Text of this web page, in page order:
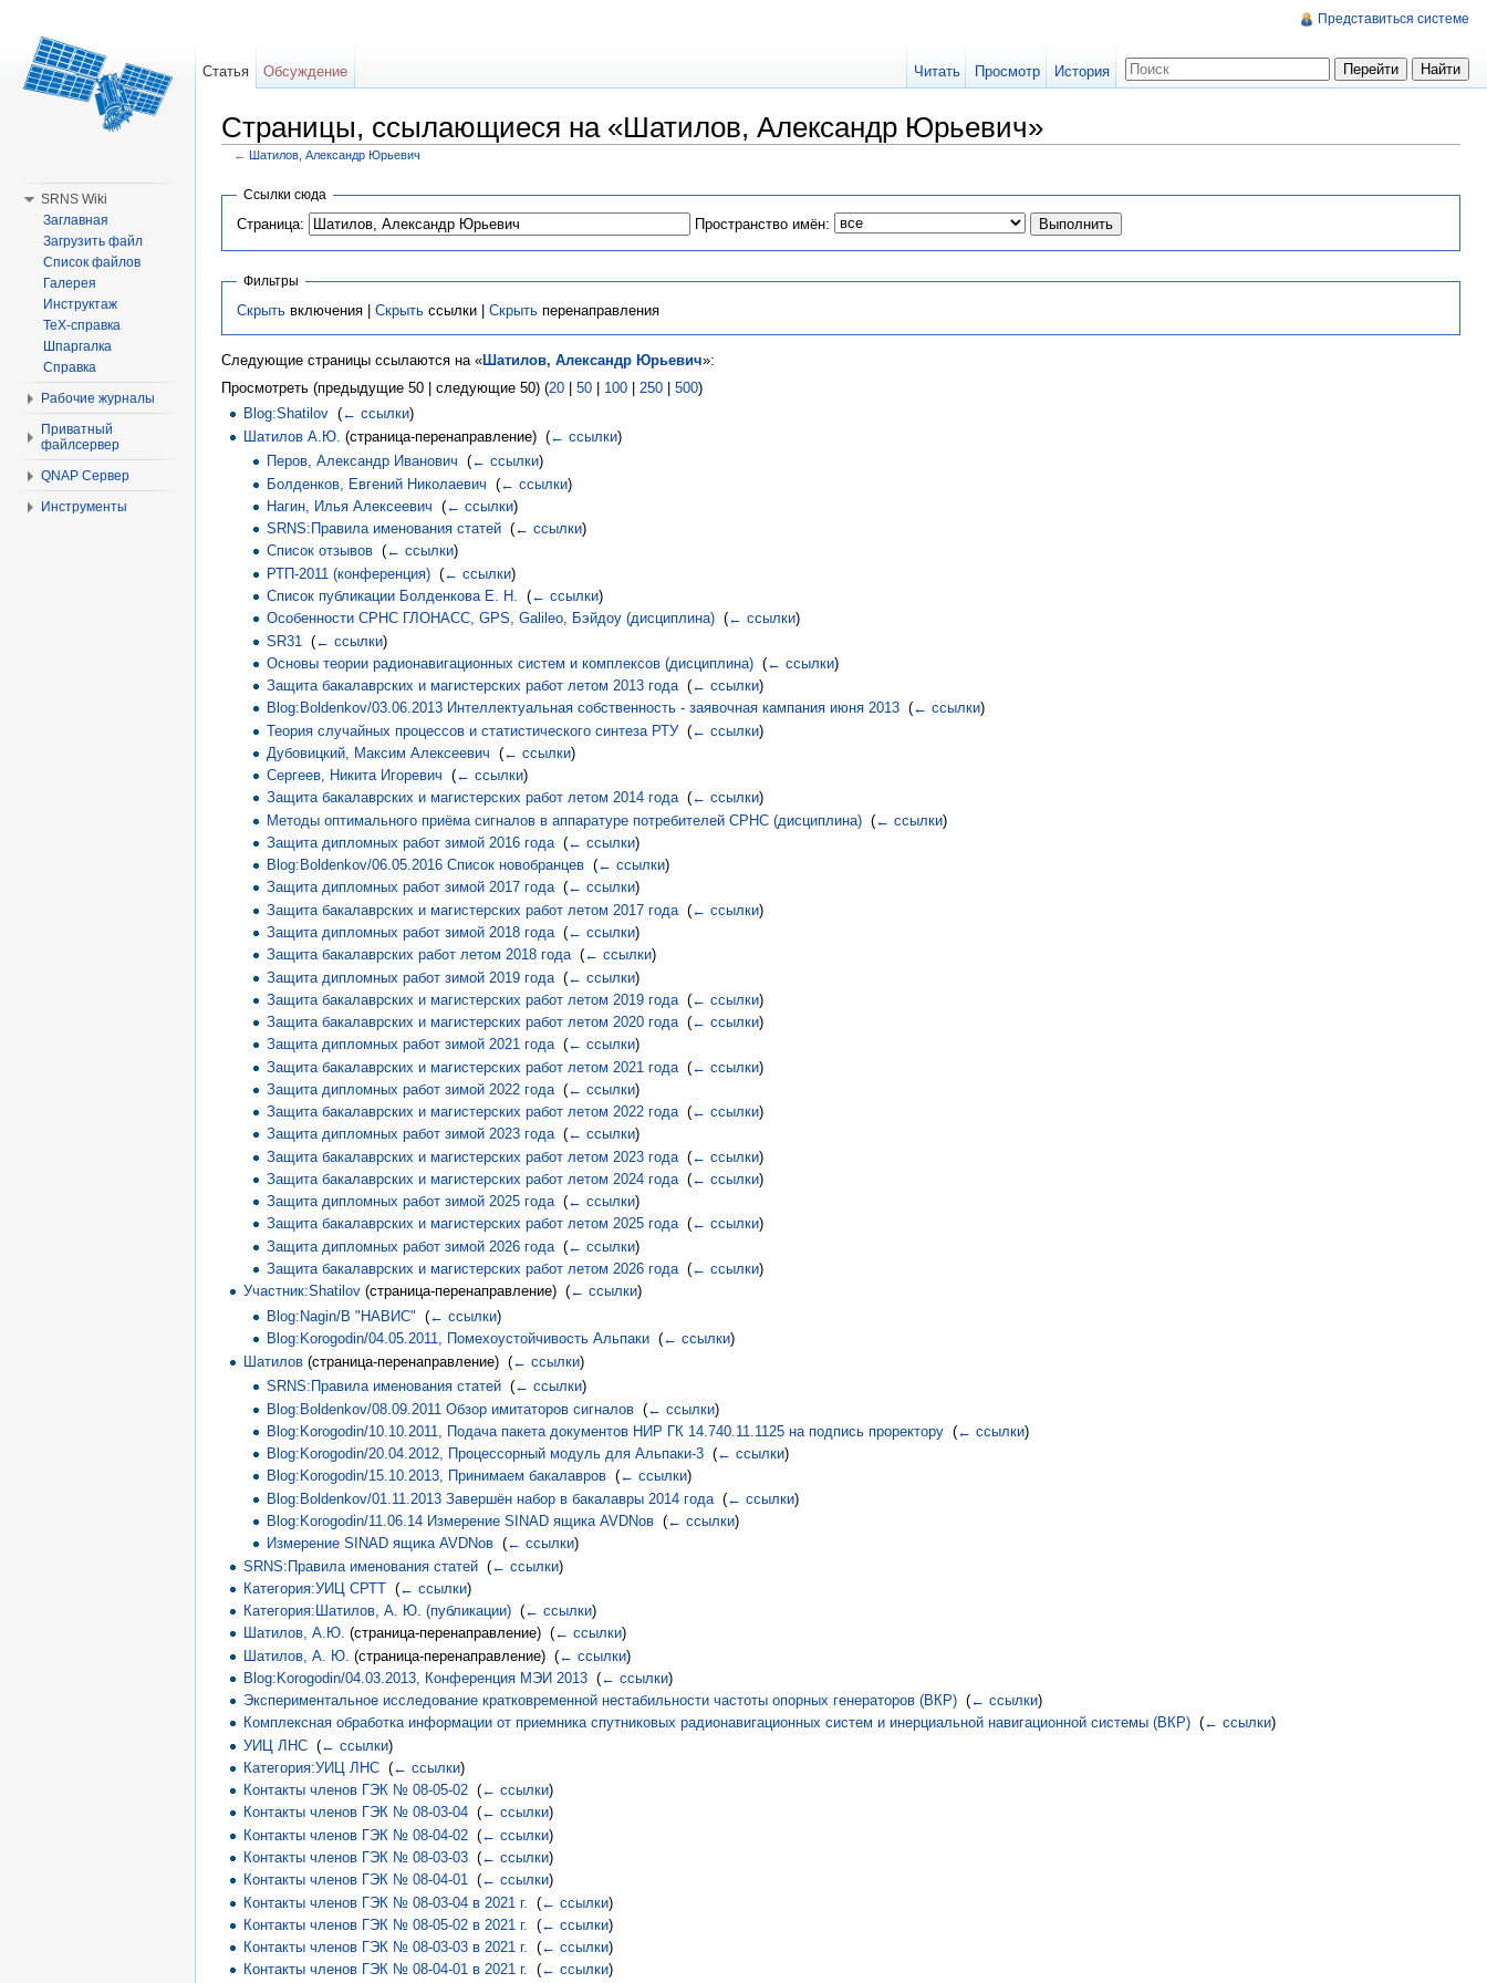
Страницы, ссылающиеся на «Шатилов, Александр Юрьевич»
← Шатилов, Александр Юрьевич
Ссылки сюда
Страница: Пространство имён:
Фильтры
Скрытьвключения | Скрытьссылки | Скрытьперенаправления
Следующие страницы ссылаются на «Шатилов, Александр Юрьевич»:
Просмотреть (предыдущие 50 | следующие 50) (20 50 100 250 500)
Blog:Shatilov ‎(← ссылки)
Шатилов А.Ю. (страница-перенаправление) ‎(← ссылки)
Перов, Александр Иванович (← ссылки)
Болденков, Евгений Николаевич (← ссылки)
Нагин, Илья Алексеевич (← ссылки)
SRNS:Правила именования статей‎ (← ссылки)
Список отзывов‎ (← ссылки)
РТП-2011 (конференция)‎ (← ссылки)
Список публикации Болденкова Е. Н. (← ссылки)
Особенности СРНС ГЛОНАСС, GPS, Galileo, Бэйдоу (дисциплина)‎ (← ссылки)
SR31
(← ссылки)
Основы теории радионавигационных систем и комплексов (дисциплина)‎ (← ссылки)
Защита бакалаврских и магистерских работ летом 2013 года‎ (← ссылки)
Blog:Boldenkov/03.06.2013 Интеллектуальная собственность - заявочная кампания июня 2013‎ (← ссылки)
Теория случайных процессов и статистического синтеза РТУ‎ (← ссылки)
Дубовицкий, Максим Алексеевич (← ссылки)
Сергеев, Никита Игоревич (← ссылки)
Защита бакалаврских и магистерских работ летом 2014 года‎ (← ссылки)
Методы оптимального приёма сигналов в аппаратуре потребителей СРНС (дисциплина)‎ (← ссылки)
Защита дипломных работ зимой 2016 года‎ (← ссылки)
Blog:Boldenkov/06.05.2016 Список новобранцев‎ (← ссылки)
Защита дипломных работ зимой 2017 года‎ (← ссылки)
Защита бакалаврских и магистерских работ летом 2017 года‎ (← ссылки)
Защита дипломных работ зимой 2018 года‎ (← ссылки)
Защита бакалаврских работ летом 2018 года‎ (← ссылки)
Защита дипломных работ зимой 2019 года‎ (← ссылки)
Защита бакалаврских и магистерских работ летом 2019 года‎ (← ссылки)
Защита бакалаврских и магистерских работ летом 2020 года‎ (← ссылки)
Защита дипломных работ зимой 2021 года‎ (← ссылки)
Защита бакалаврских и магистерских работ летом 2021 года‎ (← ссылки)
Защита дипломных работ зимой 2022 года‎ (← ссылки)
Защита бакалаврских и магистерских работ летом 2022 года‎ (← ссылки)
Защита дипломных работ зимой 2023 года‎ (← ссылки)
Защита бакалаврских и магистерских работ летом 2023 года‎ (← ссылки)
Защита бакалаврских и магистерских работ летом 2024 года‎ (← ссылки)
Защита дипломных работ зимой 2025 года‎ (← ссылки)
Защита бакалаврских и магистерских работ летом 2025 года‎ (← ссылки)
Защита дипломных работ зимой 2026 года‎ (← ссылки)
Защита бакалаврских и магистерских работ летом 2026 года‎ (← ссылки)
Участник:Shatilov (страница-перенаправление) ‎(← ссылки)
Blog:Nagin/В "НАВИС" (← ссылки)
Blog:Korogodin/04.05.2011, Помехоустойчивость Альпаки‎ (← ссылки)
Шатилов (страница-перенаправление) ‎(← ссылки)
SRNS:Правила именования статей‎ (← ссылки)
Blog:Boldenkov/08.09.2011 Обзор имитаторов сигналов‎ (← ссылки)
Blog:Korogodin/10.10.2011, Подача пакета документов НИР ГК 14.740.11.1125 на подпись проректору‎ (← ссылки)
Blog:Korogodin/20.04.2012, Процессорный модуль для Альпаки-3‎ (← ссылки)
Blog:Korogodin/15.10.2013, Принимаем бакалавров‎ (← ссылки)
Blog:Boldenkov/01.11.2013 Завершён набор в бакалавры 2014 года‎ (← ссылки)
Blog:Korogodin/11.06.14 Измерение SINAD ящика AVDNов‎ (← ссылки)
Измерение SINAD ящика AVDNов‎ (← ссылки)
SRNS:Правила именования статей ‎(← ссылки)
Категория:УИЦ СРТТ ‎(← ссылки)
Категория:Шатилов, А. Ю. (публикации) ‎(← ссылки)
Шатилов, А.Ю. (страница-перенаправление) ‎(← ссылки)
Шатилов, А. Ю. (страница-перенаправление) ‎(← ссылки)
Blog:Korogodin/04.03.2013, Конференция МЭИ 2013 ‎(← ссылки)
Экспериментальное исследование кратковременной нестабильности частоты опорных генераторов (ВКР) ‎(← ссылки)
Комплексная обработка информации от приемника спутниковых радионавигационных систем и инерциальной навигационной системы (ВКР) ‎(← ссылки)
УИЦ ЛНС ‎(← ссылки)
Категория:УИЦ ЛНС ‎(← ссылки)
Контакты членов ГЭК № 08-05-02 ‎(← ссылки)
Контакты членов ГЭК № 08-03-04 ‎(← ссылки)
Контакты членов ГЭК № 08-04-02 ‎(← ссылки)
Контакты членов ГЭК № 08-03-03 ‎(← ссылки)
Контакты членов ГЭК № 08-04-01 ‎(← ссылки)
Контакты членов ГЭК № 08-03-04 в 2021 г.
‎(← ссылки)
Контакты членов ГЭК № 08-05-02 в 2021 г.
‎(← ссылки)
Контакты членов ГЭК № 08-03-03 в 2021 г. ‎(← ссылки)
Контакты членов ГЭК № 08-04-01 в 2021 г. ‎(← ссылки)
Представиться системе
Статья Обсуждение Читать Просмотр История
SRNS Wiki
Заглавная
Загрузить файл
Список файлов
Галерея
Инструктаж
TeX-справка
Шпаргалка
Справка
Рабочие журналы
Приватный
файлсервер
QNAP Сервер
Инструменты